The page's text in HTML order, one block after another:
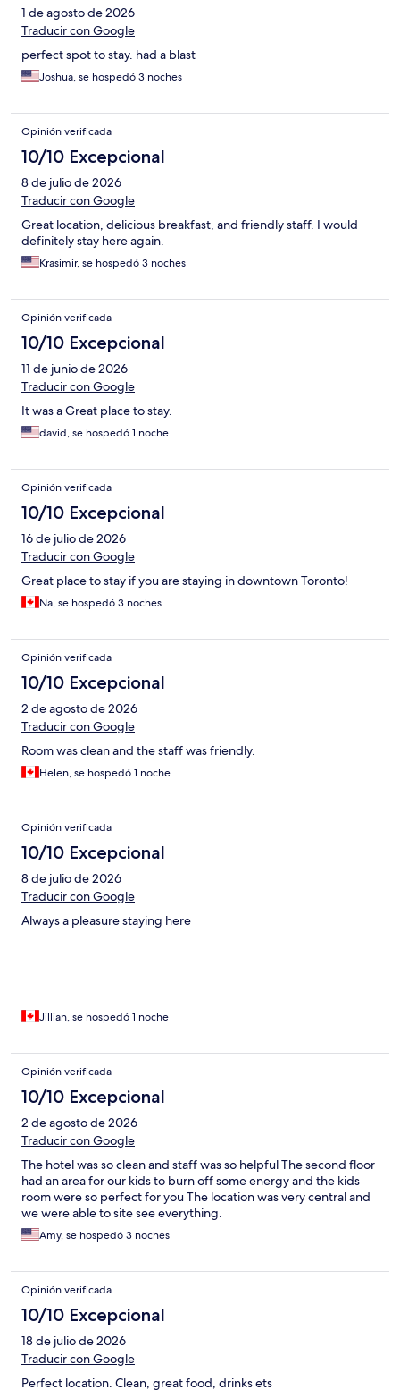
1 de agosto de 2026
Traducir con Google
perfect spot to stay. had a blast
Joshua, se hospedó 3 noches
Opinión verificada
10/10 Excepcional
8 de julio de 2026
Traducir con Google
Great location, delicious breakfast, and friendly staff. I would
definitely stay here again.
Krasimir, se hospedó 3 noches
Opinión verificada
10/10 Excepcional
11 de junio de 2026
Traducir con Google
It was a Great place to stay.
david, se hospedó 1 noche
Opinión verificada
10/10 Excepcional
16 de julio de 2026
Traducir con Google
Great place to stay if you are staying in downtown Toronto!
Na, se hospedó 3 noches
Opinión verificada
10/10 Excepcional
2 de agosto de 2026
Traducir con Google
Room was clean and the staff was friendly.
Helen, se hospedó 1 noche
Opinión verificada
10/10 Excepcional
8 de julio de 2026
Traducir con Google
Always a pleasure staying here
Jillian, se hospedó 1 noche
Opinión verificada
10/10 Excepcional
2 de agosto de 2026
Traducir con Google
The hotel was so clean and staff was so helpful The second floor
had an area for our kids to burn off some energy and the kids
room were so perfect for you The location was very central and
we were able to site see everything.
Amy, se hospedó 3 noches
Opinión verificada
10/10 Excepcional
18 de julio de 2026
Traducir con Google
Perfect location. Clean, great food, drinks ets